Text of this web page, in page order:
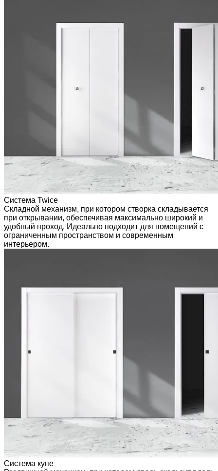
Система Twice
Складной механизм, при котором створка складывается
при открывании, обеспечивая максимально широкий и
удобный проход. Идеально подходит для помещений с
ограниченным пространством и современным
интерьером.
Система купе